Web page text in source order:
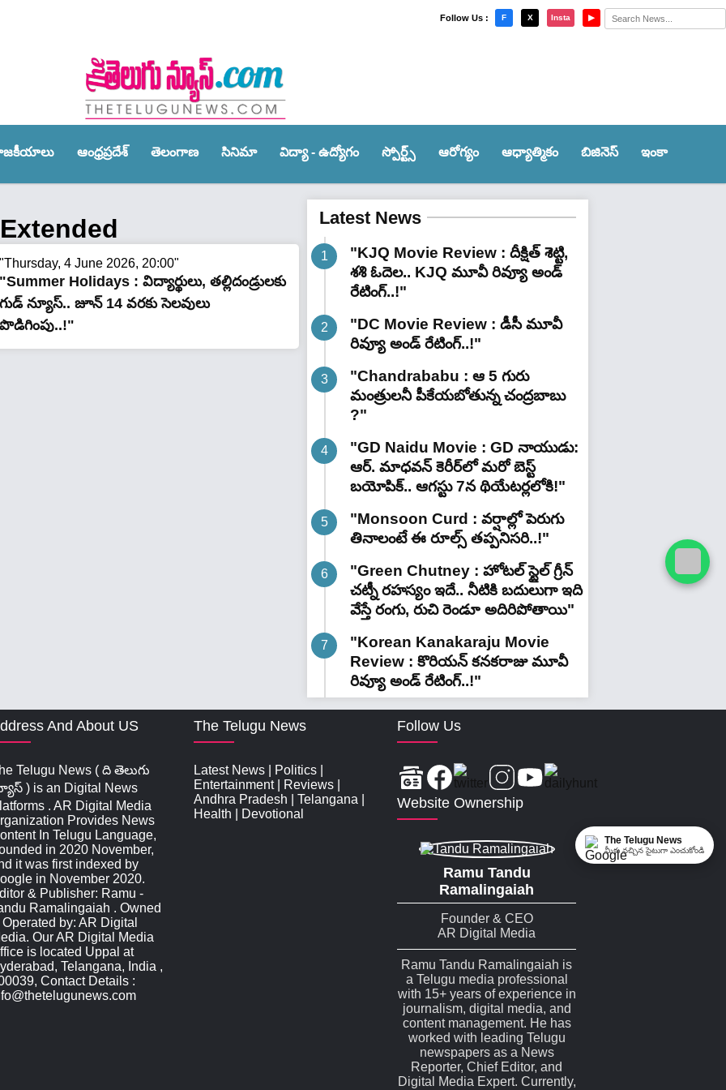
Follow Us : F X Insta ▶
ఆంధ్ర‌ప్ర‌దేశ్‌ తెలంగాణ‌ సినిమా విద్యా - ఉద్యోగం స్పోర్ట్స్‌ ఆరోగ్యం ఆధ్యాత్మికం బిజినెస్ ఇంకా
×
"Thursday, 4 June 2026, 20:00"
"Summer Holidays : విద్యార్థులు, తల్లిదండ్రులకు
గుడ్ న్యూస్.. జూన్ 14 వరకు సెల‌వులు
పొడిగింపు..!"
Latest News
"KJQ Movie Review : దీక్షిత్ శెట్టి,
శశి ఓదెల.. KJQ మూవీ రివ్యూ అండ్
రేటింగ్‌..!"
"DC Movie Review : డీసీ మూవీ
రివ్యూ అండ్ రేటింగ్‌..!"
"Chandrababu : ఆ 5 గురు
మంత్రులనీ పీకేయబోతున్న చంద్రబాబు
?"
"GD Naidu Movie : GD నాయుడు:
ఆర్. మాధవన్‌ కెరీర్‌లో మరో బెస్ట్
బయోపిక్.. ఆగస్టు 7న థియేటర్లలోకి!"
"Monsoon Curd : వర్షాల్లో పెరుగు
తినాలంటే ఈ రూల్స్ తప్పనిసరి..!"
"Green Chutney : హోటల్ స్టైల్ గ్రీన్
చట్నీ రహస్యం ఇదే.. నీటికి బదులుగా ఇది
వేస్తే రంగు, రుచి రెండూ అదిరిపోతాయి"
"Korean Kanakaraju Movie
Review : కొరియన్ కనకరాజు మూవీ
రివ్యూ అండ్ రేటింగ్‌..!"
And About US
Telugu News ( ది తెలుగు
) is an Digital News
. AR Digital Media
Provides News
In Telugu Language,
in 2020 November,
it was first indexed by
in November 2020.
& Publisher: Ramu -
Ramalingaiah . Owned
by: AR Digital
Our AR Digital Media
is located Uppal at
Telangana, India ,
Contact Details :
The Telugu News
Latest News Politics
Entertainment| Reviews
Andhra Pradesh
Telangana
Health
Devotional
Follow Us
Website Ownership
Ramu Tandu
Ramalingaiah
Founder & CEO
AR Digital Media
Ramu Tandu Ramalingaiah is
a Telugu media professional
with 15+ years of experience in
journalism, digital media, and
content management. He has
worked with leading Telugu
newspapers as a News
Reporter, Chief Editor, and
Digital Media Expert. Currently,
The Telugu News
మీకు నచ్చిన సైటుగా ఎంచుకోండి